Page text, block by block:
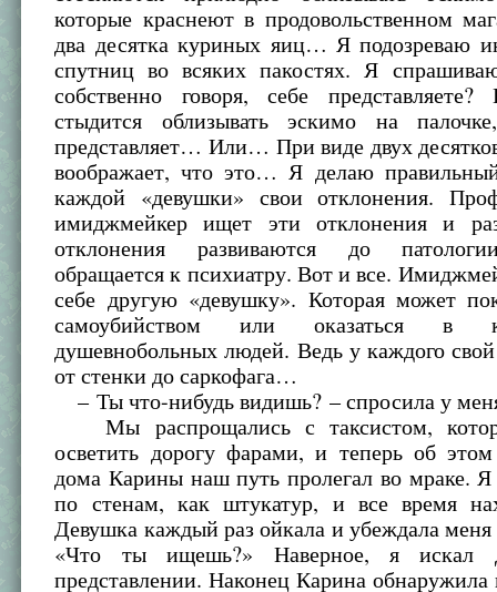
которые краснеют в продовольственном
два десятка куриных яиц… Я подозреваю
спутниц во всяких пакостях. Я
собственно говоря, себе
стыдится облизывать эскимо на
представляет… Или… При виде двух
воображает, что это… Я делаю
каждой «девушки» свои отклонения.
имиджмейкер ищет эти отклонения и
отклонения развиваются до
обращается к психиатру. Вот и все.
себе другую «девушку». Которая может
самоубийством или оказаться в
душевнобольных людей. Ведь у каждого
от стенки до саркофага…
– Ты что-нибудь видишь? – спросила у
Мы распрощались с таксистом,
осветить дорогу фарами, и теперь об
дома Карины наш путь пролегал во мраке.
по стенам, как штукатур, и все время
Девушка каждый раз ойкала и убеждала меня
«Что ты ищешь?» Наверное, я
представлении. Наконец Карина обнаружила